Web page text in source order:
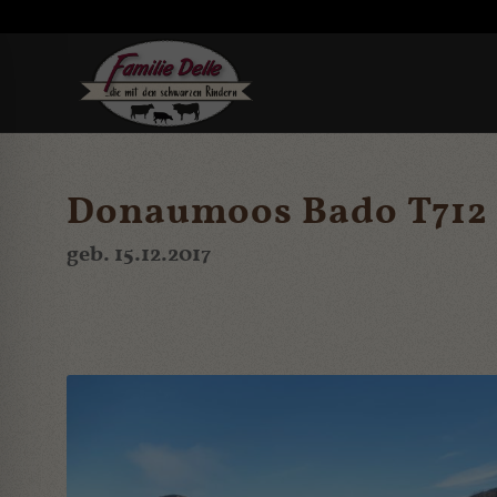
Donaumoos Bado
geb. 15.12.2017